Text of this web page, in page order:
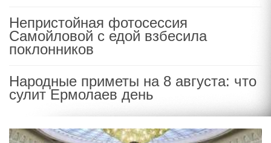
Непристойная фотосессия
Самойловой с едой взбесила
поклонников
Народные приметы на 8 августа: что
сулит Ермолаев день